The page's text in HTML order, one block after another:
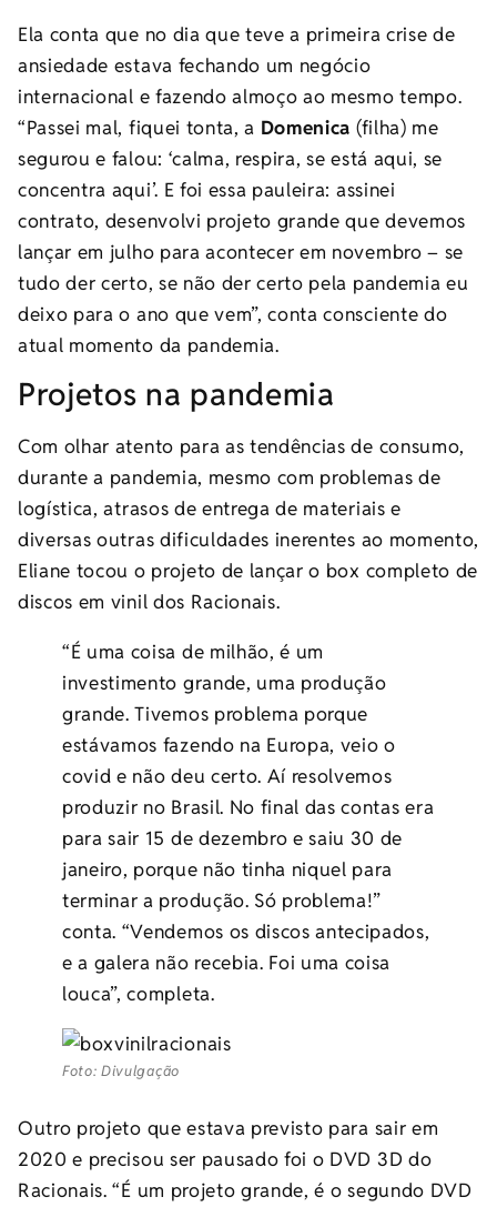
Ela conta que no dia que teve a primeira crise de
ansiedade estava fechando um negócio
internacional e fazendo almoço ao mesmo tempo.
“Passei mal, fiquei tonta, a Domenica (filha) me
segurou e falou: ‘calma, respira, se está aqui, se
concentra aqui’. E foi essa pauleira: assinei
contrato, desenvolvi projeto grande que devemos
lançar em julho para acontecer em novembro – se
tudo der certo, se não der certo pela pandemia eu
deixo para o ano que vem”, conta consciente do
atual momento da pandemia.
Projetos na pandemia
Com olhar atento para as tendências de consumo,
durante a pandemia, mesmo com problemas de
logística, atrasos de entrega de materiais e
diversas outras dificuldades inerentes ao momento,
Eliane tocou o projeto de lançar o box completo de
discos em vinil dos Racionais.
“É uma coisa de milhão, é um
investimento grande, uma produção
grande. Tivemos problema porque
estávamos fazendo na Europa, veio o
covid e não deu certo. Aí resolvemos
produzir no Brasil. No final das contas era
para sair 15 de dezembro e saiu 30 de
janeiro, porque não tinha niquel para
terminar a produção. Só problema!”
conta. “Vendemos os discos antecipados,
e a galera não recebia. Foi uma coisa
louca”, completa.
Foto: Divulgação
Outro projeto que estava previsto para sair em
2020 e precisou ser pausado foi o DVD 3D do
Racionais. “É um projeto grande, é o segundo DVD